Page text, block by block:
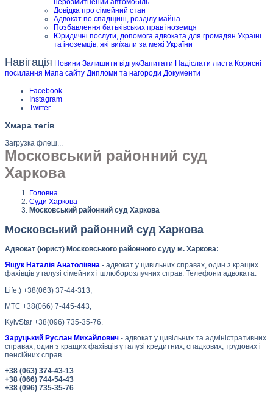
нерозмитнений автомобіль
Довідка про сімейний стан
Адвокат по спадщині, розділу майна
Позбавлення батьківських прав іноземця
Юридичні послуги, допомога адвоката для громадян Україні
та іноземців, які виїхали за межі України
Навігація Новини Залишити відгук/Запитати Надіслати листа Корисні
посилання Мапа сайту Дипломи та нагороди Документи
Facebook
Instagram
Twitter
Хмара тегів
Загрузка флеш...
Московський районний суд
Харкова
Головна
Суди Харкова
Московський районний суд Харкова
Московський районний суд Харкова
Адвокат (юрист) Московського районного суду м. Харкова:
Ящук Наталія Анатоліївна - адвокат у цивільних справах, один з кращих
фахівців у галузі сімейних і шлюборозлучних справ. Телефони адвоката:
Life:) +38(063) 37-44-313,
МТС +38(066) 7-445-443,
KyivStar +38(096) 735-35-76.
Заруцький Руслан Михайлович - адвокат у цивільних та адміністративних
справах, один з кращих фахівців у галузі кредитних, спадкових, трудових і
пенсійних справ.
+38 (063) 374-43-13
+38 (066) 744-54-43
+38 (096) 735-35-76